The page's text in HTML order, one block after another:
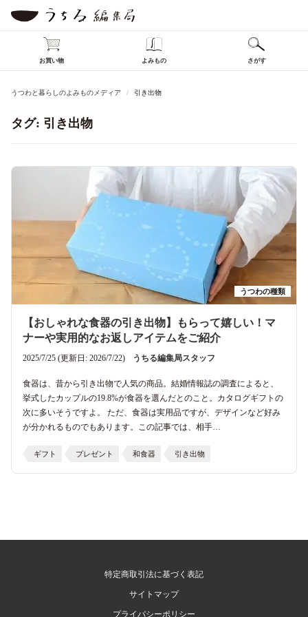
お買い物 よみもの さがす
うつわと暮らしのよみものメディア 引き出物
タグ: 引き出物
うつわの種類
【おしゃれな食器の引き出物】もらって嬉しい！マ
ナーや実用的なお返しアイテムをご紹介
2025/7/25 (更新日: 2026/7/22) うちる編集局スタッフ
食器は、昔から引き出物で人気の商品。結婚情報誌の調査によると、
挙式したカップルの19.8%が食器を選んだとのこと。カタログギフトの
次に多いそうですよ。 ただ、食器は実用品ですが、デザインなど好み
が分かれるものでもあります。この記事では、相手…
ギフト プレゼント 和食器 引き出物
特定商取引法に基づく表記
サイトマップ
プライバシーポリシー